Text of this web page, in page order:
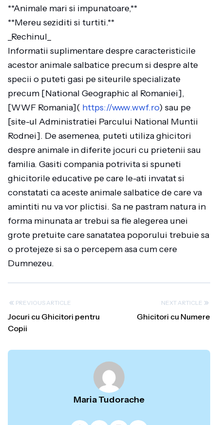
**Animale mari si impunatoare,**
**Mereu seziditi si turtiti.**
_Rechinul_
Informatii suplimentare despre caracteristicile
acestor animale salbatice precum si despre alte
specii o puteti gasi pe siteurile specializate
precum [National Geographic al Romaniei],
[WWF Romania]( https://www.wwf.ro) sau pe
[site-ul Administratiei Parcului National Muntii
Rodnei]. De asemenea, puteti utiliza ghicitori
despre animale in diferite jocuri cu prietenii sau
familia. Gasiti compania potrivita si spuneti
ghicitorile educative pe care le-ati invatat si
constatati ca aceste animale salbatice de care va
amintiti nu va vor plictisi. Sa ne pastram natura in
forma minunata ar trebui sa fie alegerea unei
grote pretuite care sanatatea poporului trebuie sa
o protejeze si sa o percepem asa cum cere
Dumnezeu.
PREVIOUS ARTICLE
Jocuri cu Ghicitori pentru
Copii
NEXT ARTICLE
Ghicitori cu Numere
Maria Tudorache